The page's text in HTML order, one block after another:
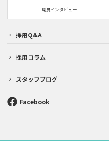
職員インタビュー
採用Q&A
採用コラム
スタッフブログ
Facebook